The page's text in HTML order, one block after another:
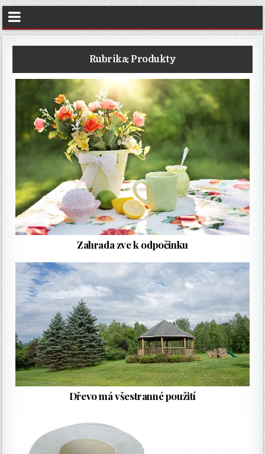
Rubrika: Produkty
Zahrada zve k odpočinku
Dřevo má všestranné použití